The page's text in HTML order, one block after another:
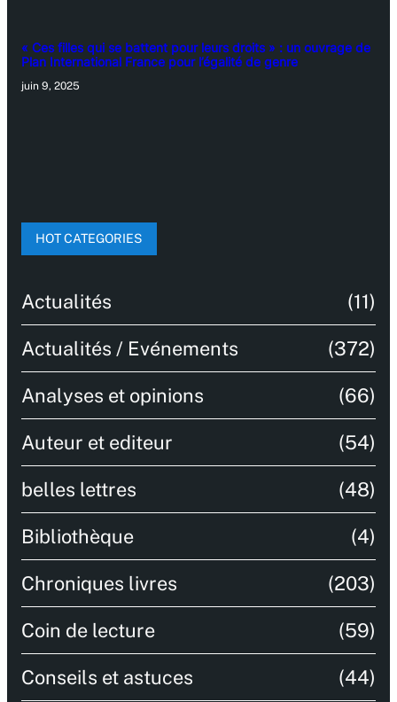
« Ces filles qui se battent pour leurs droits » : un ouvrage de
Plan International France pour l’égalité de genre
juin 9, 2025
HOT CATEGORIES
Actualités (11)
Actualités / Evénements (372)
Analyses et opinions (66)
Auteur et editeur (54)
belles lettres (48)
Bibliothèque (4)
Chroniques livres (203)
Coin de lecture (59)
Conseils et astuces (44)